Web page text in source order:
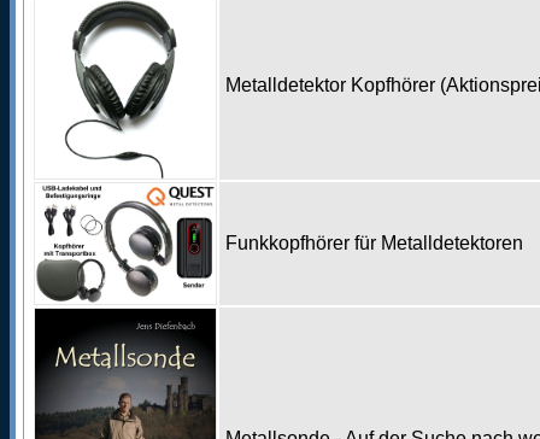
Metalldetektor Kopfhörer
Funkkopfhörer für Metalldetektoren